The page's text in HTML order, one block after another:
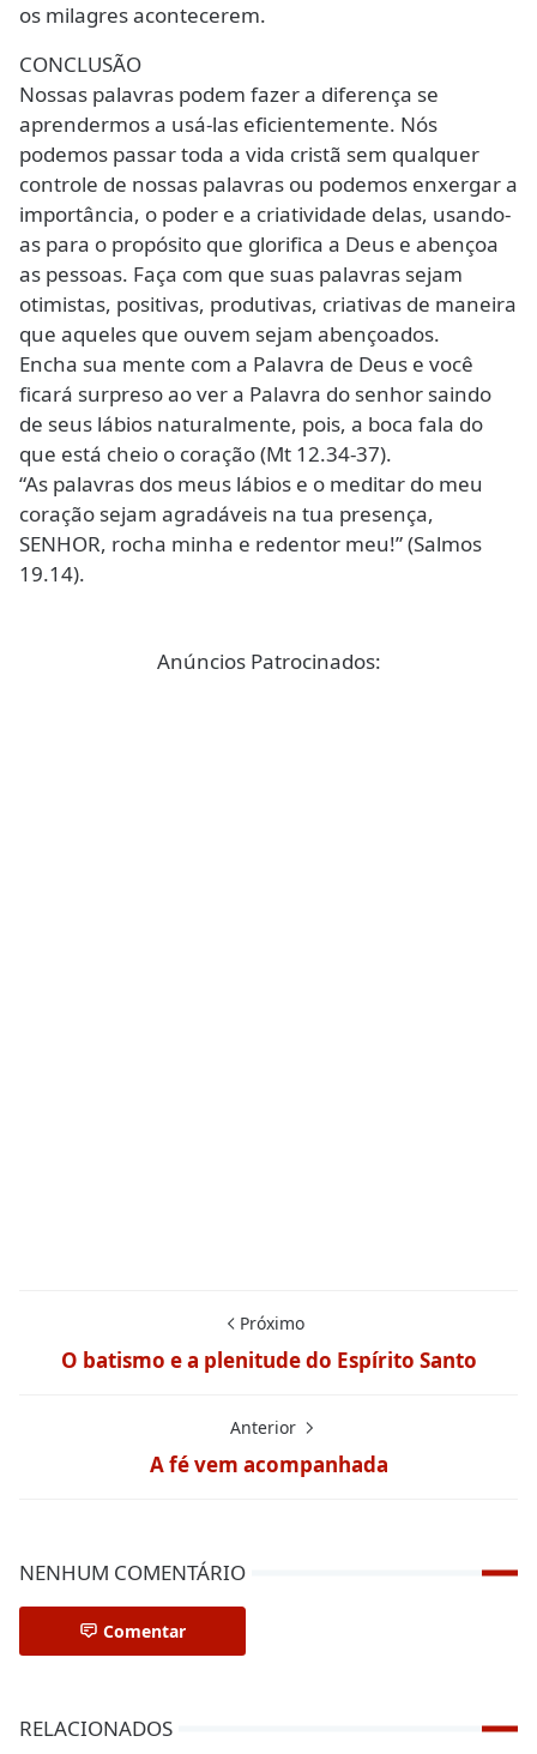
os milagres acontecerem.
CONCLUSÃO
Nossas palavras podem fazer a diferença se
aprendermos a usá-las eficientemente. Nós
podemos passar toda a vida cristã sem qualquer
controle de nossas palavras ou podemos enxergar a
importância, o poder e a criatividade delas, usando-
as para o propósito que glorifica a Deus e abençoa
as pessoas. Faça com que suas palavras sejam
otimistas, positivas, produtivas, criativas de maneira
que aqueles que ouvem sejam abençoados.
Encha sua mente com a Palavra de Deus e você
ficará surpreso ao ver a Palavra do senhor saindo
de seus lábios naturalmente, pois, a boca fala do
que está cheio o coração (Mt 12.34-37).
“As palavras dos meus lábios e o meditar do meu
coração sejam agradáveis na tua presença,
SENHOR, rocha minha e redentor meu!” (Salmos
19.14).
Anúncios Patrocinados:
Próximo
O batismo e a plenitude do Espírito Santo
Anterior
A fé vem acompanhada
NENHUM COMENTÁRIO
Comentar
RELACIONADOS